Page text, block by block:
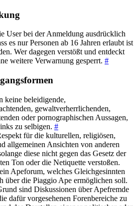
User bei der Anmeldung ausdrücklich
es nur Personen ab 16 Jahren erlaubt ist
Wer dagegen verstößt und entdeckt
weitere Verwarnung gesperrt. #
keine beleidigende,
gewaltverherrlichenden,
oder pornographischen Aussagen,
zu selbigen. #
für die kulturellen, religiösen,
allgemeinen Ansichten von anderen
diese nicht gegen das Gesetz der
Ton oder die Netiquette verstoßen.
Apeforum, welches Gleichgesinnten
über die Piaggio Ape ermöglichen soll.
sind Diskussionen über Apefremde
dafür vorgesehenen Forenbereiche zu